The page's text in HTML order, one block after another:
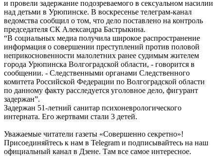
и провели задержание подозреваемого в сексуальном насилии
над детьми в Урюпинске. В воскресенье телеграм-канал
ведомства сообщил о том, что дело поставлено на контроль
председателя СК Александра Бастрыкина.
“В социальных медиа получила широкое распространение
информация о совершении преступлений против половой
неприкосновенности малолетних ранее судимым жителем
города Урюпинска Волгоградской области, - говорится в
сообщении. - Следственными органами Следственного
комитета Российской Федерации по Волгоградской области
по данному факту расследуется уголовное дело, фигурант
задержан”.
Задержан 51-летний санитар психоневрологического
интерната. Его жертвами стали 3 детей.
Уважаемые читатели газеты «Совершенно секретно»!
Присоединяйтесь к нам в Telegram и подписывайтесь на наш
официальный канал в Дзене. Там все самое интересное.